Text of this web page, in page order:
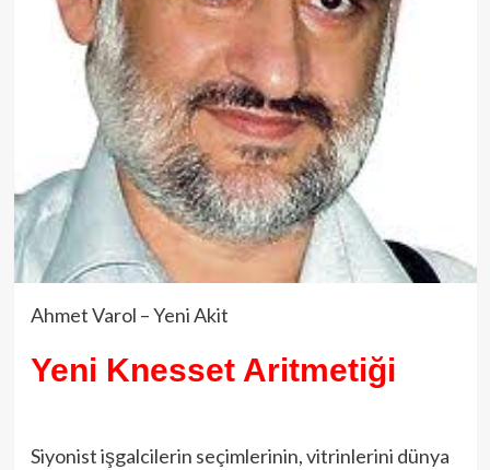
Ahmet Varol – Yeni Akit
Yeni Knesset Aritmetiği
Siyonist işgalcilerin seçimlerinin, vitrinlerini dünya